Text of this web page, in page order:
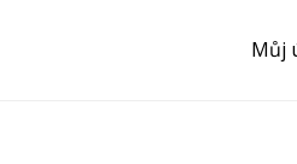
ReduxCore/inc/
Můj